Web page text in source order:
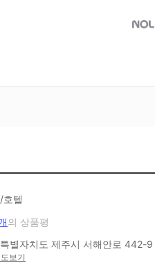
NOL
호텔
의 상품평
별자치도 제주시 서해안로 442-9
보기